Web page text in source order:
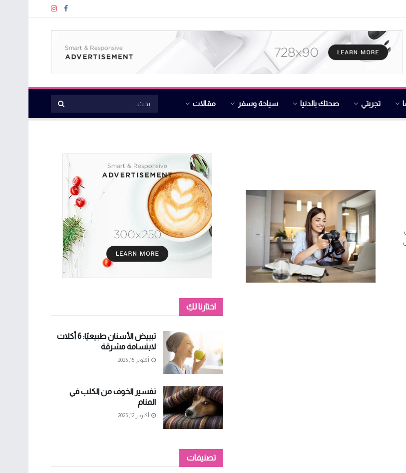
تجربتي صحتك بالدنيا سياحة وسفر مقالات
اختارنا لكِ
تبييض الأسنان طبيعيًا: 6 أكلات
لابتسامة مشرقة
أكتوبر 15, 2025
تفسير الخوف من الكلب في
المنام
أكتوبر 12, 2025
تصنيفات